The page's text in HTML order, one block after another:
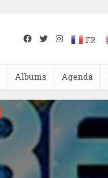
FR
Albums Agenda